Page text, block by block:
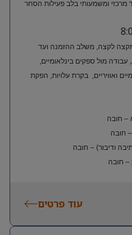
מרכזי ומשמעותי בלב פעילות הסחר
מקצה לקצה, משלב ההזמנה ועד
עבודה מול ספקים בינלאומיים,
ואוויריים, בקרת עלויות, הפקת
– חובה
– חובה
ודיבור) – חובה
עוד פרטים